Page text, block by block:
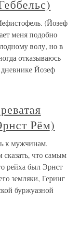
(Йозеф
меня подобно
волу, но в
отказываюсь
Йозеф
Рём)
к мужчинам.
что самым
рейха был Эрнст
земляки, Геринг
буржуазной